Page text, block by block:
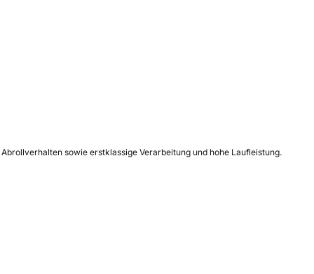
sowie erstklassige Verarbeitung und hohe Laufleistung.